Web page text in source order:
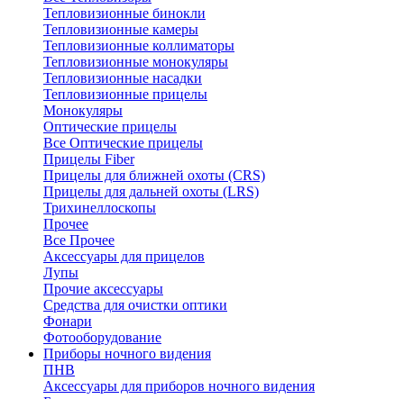
Тепловизионные бинокли
Тепловизионные камеры
Тепловизионные коллиматоры
Тепловизионные монокуляры
Тепловизионные насадки
Тепловизионные прицелы
Монокуляры
Оптические прицелы
Все Оптические прицелы
Прицелы Fiber
Прицелы для ближней охоты (CRS)
Прицелы для дальней охоты (LRS)
Трихинеллоскопы
Прочее
Все Прочее
Аксессуары для прицелов
Лупы
Прочие аксессуары
Средства для очистки оптики
Фонари
Фотооборудование
Приборы ночного видения
ПНВ
Аксессуары для приборов ночного видения